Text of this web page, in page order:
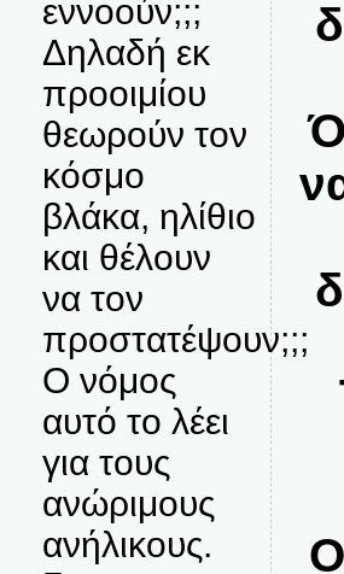
εννοούν;;;
Δηλαδή εκ
προοιμίου
θεωρούν τον
κόσμο
βλάκα, ηλίθιο
και θέλουν
να τον
προστατέψουν;;;
Ο νόμος
αυτό το λέει
για τους
ανώριμους
ανήλικους.